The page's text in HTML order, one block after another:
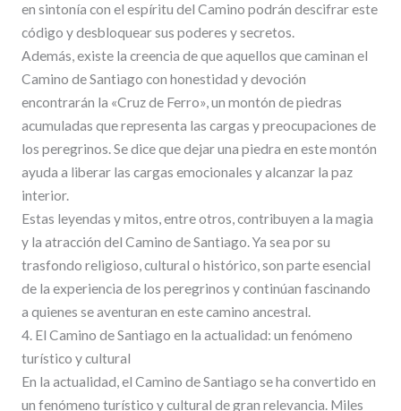
en sintonía con el espíritu del Camino podrán descifrar este
código y desbloquear sus poderes y secretos.
Además, existe la creencia de que aquellos que caminan el
Camino de Santiago con honestidad y devoción
encontrarán la «Cruz de Ferro», un montón de piedras
acumuladas que representa las cargas y preocupaciones de
los peregrinos. Se dice que dejar una piedra en este montón
ayuda a liberar las cargas emocionales y alcanzar la paz
interior.
Estas leyendas y mitos, entre otros, contribuyen a la magia
y la atracción del Camino de Santiago. Ya sea por su
trasfondo religioso, cultural o histórico, son parte esencial
de la experiencia de los peregrinos y continúan fascinando
a quienes se aventuran en este camino ancestral.
4. El Camino de Santiago en la actualidad: un fenómeno
turístico y cultural
En la actualidad, el Camino de Santiago se ha convertido en
un fenómeno turístico y cultural de gran relevancia. Miles